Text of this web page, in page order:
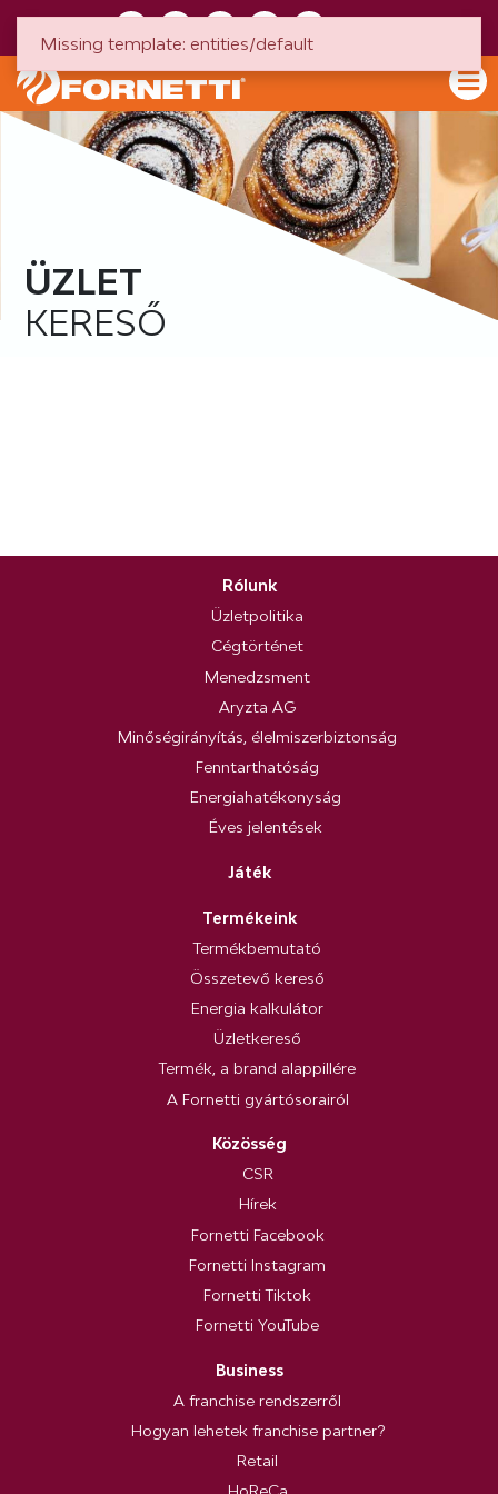
ÜZLET
KERESŐ
Rólunk
Üzletpolitika
Cégtörténet
Menedzsment
Aryzta AG
Minőségirányítás, élelmiszerbiztonság
Fenntarthatóság
Energiahatékonyság
Éves jelentések
Játék
Termékeink
Termékbemutató
Összetevő kereső
Energia kalkulátor
Üzletkereső
Termék, a brand alappillére
A Fornetti gyártósorairól
Közösség
CSR
Hírek
Fornetti Facebook
Fornetti Instagram
Fornetti Tiktok
Fornetti YouTube
Business
A franchise rendszerről
Hogyan lehetek franchise partner?
Retail
Missing template: entities/default